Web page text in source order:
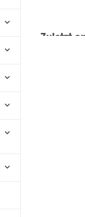
Zuletzt